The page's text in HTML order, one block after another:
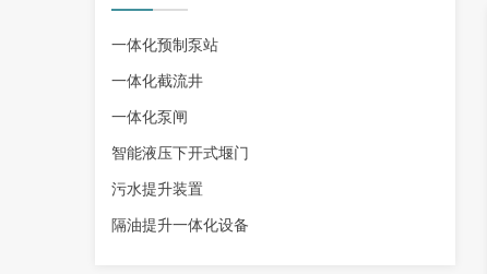
一体化预制泵站
一体化截流井
一体化泵闸
智能液压下开式堰门
污水提升装置
隔油提升一体化设备